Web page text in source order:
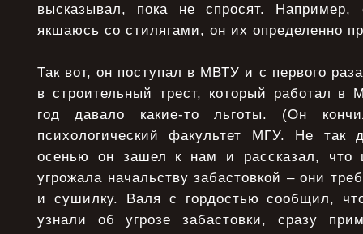
высказывал, пока не спросят.
якшаюсь со стилягами, он их определенно
Так вот, он поступал в МВТУ и с первого
в строительный трест, который работал
год давало какие-то льготы. (Он
психологический факультет МГУ. Не так
осенью он зашел к нам и рассказал, что
угрожала начальству забастовкой – они
и сушилку. Валя с гордостью сообщил,
узнали об угрозе забастовки, сразу